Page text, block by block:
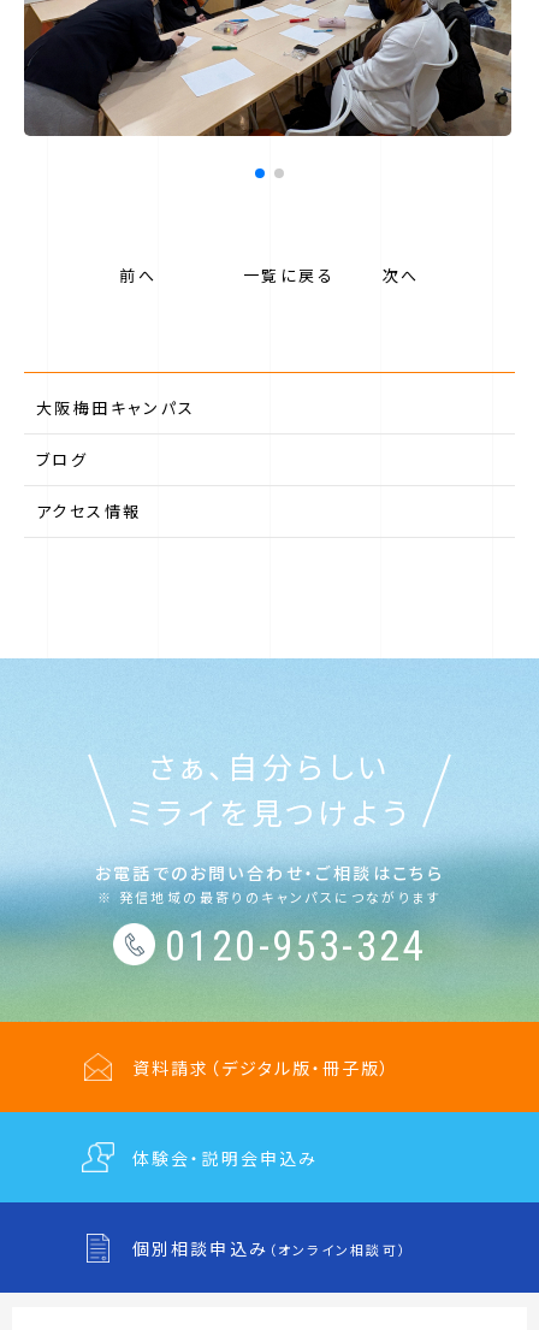
第一学院中等部のサポート
最寄りのキャンパス（ご相談窓口）
前へ 一覧に戻る 次へ
大阪梅田キャンパス
ブログ
アクセス情報
さぁ、自分らしい
ミライを見つけよう
お電話でのお問い合わせ・ご相談はこちら
※ 発信地域の最寄りのキャンパスにつながります
0120-953-324
資料請求 （デジタル版・冊子版）
体験会・説明会申込み
個別相談申込み （オンライン相談可）